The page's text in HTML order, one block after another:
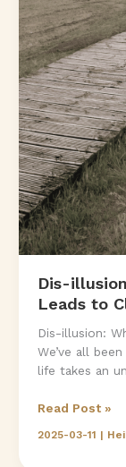
Dis-
Leads to
Dis-illusion:
We’ve all
life takes an
Dis-
Read Post »
2025-03-11 |